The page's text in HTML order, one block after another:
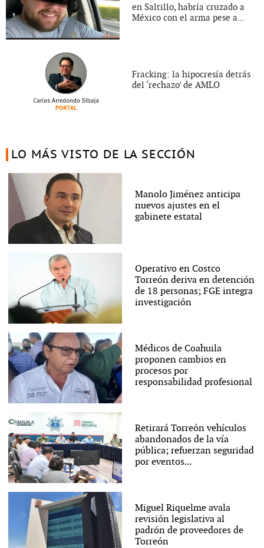
en Saltillo, habría cruzado a
México con el arma pese a...
Fracking: la hipocresía detrás
del ‘rechazo’ de AMLO
LO MÁS VISTO DE LA SECCIÓN
Manolo Jiménez anticipa
nuevos ajustes en el
gabinete estatal
Operativo en Costco
Torreón deriva en detención
de 18 personas; FGE integra
investigación
Médicos de Coahuila
proponen cambios en
procesos por
responsabilidad profesional
Retirará Torreón vehículos
abandonados de la vía
pública; refuerzan seguridad
por eventos...
Miguel Riquelme avala
revisión legislativa al
padrón de proveedores de
Torreón